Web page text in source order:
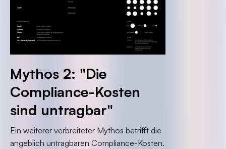
Mythos 2: "Die
Compliance-Kosten
sind untragbar"
Ein weiterer verbreiteter Mythos betrifft die
angeblich untragbaren Compliance-Kosten.